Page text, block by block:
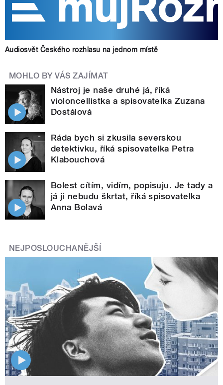
Audiosvět Českého rozhlasu na jednom místě
MOHLO BY VÁS ZAJÍMAT
Nástroj je naše druhé já, říká
violoncellistka a spisovatelka Zuzana
Dostálová
Ráda bych si zkusila severskou
detektivku, říká spisovatelka Petra
Klabouchová
Bolest cítím, vidím, popisuju. Je tady a
já ji nebudu škrtat, říká spisovatelka
Anna Bolavá
NEJPOSLOUCHANĚJŠÍ